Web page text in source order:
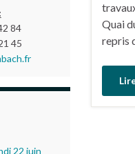
Quai
repris
84
45
22 juin